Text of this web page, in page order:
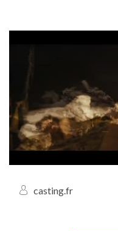
casting.fr